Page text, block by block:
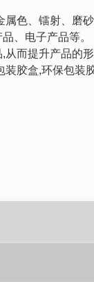
色、镭射、磨
、电子产品等。
而提升产品的形
装胶盒,环保包装